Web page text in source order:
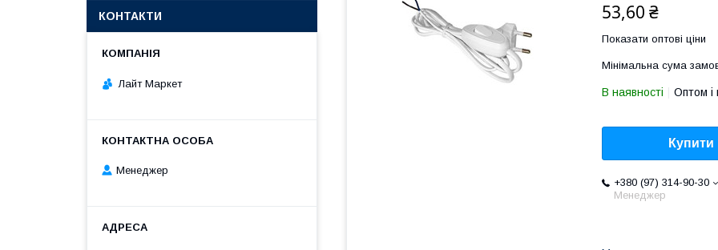
53,60 ₴
Показати оптові ціни
Мінімальна сума
В наявності Оптом і
Купити
+380 (97) 314-90-30
Менеджер
КОНТАКТИ
Лайт Маркет
Менеджер